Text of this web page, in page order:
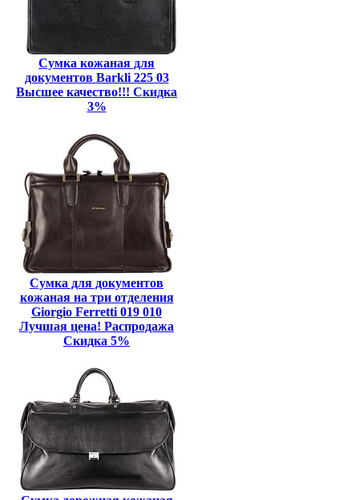
Сумка кожаная для
документов Barkli 225 03
Высшее качество!!! Скидка
3%
Сумка для документов
кожаная на три отделения
Giorgio Ferretti 019 010
Лучшая цена! Распродажа
Скидка 5%